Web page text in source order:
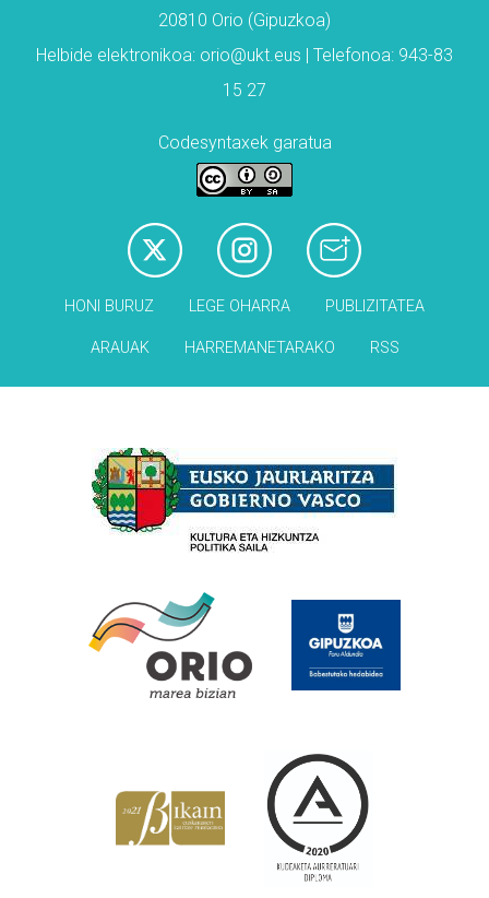
20810 Orio (Gipuzkoa)
Helbide elektronikoa: orio@ukt.eus | Telefonoa: 943-83
15 27
Codesyntaxek garatua
HONI BURUZ LEGE OHARRA PUBLIZITATEA
ARAUAK HARREMANETARAKO RSS